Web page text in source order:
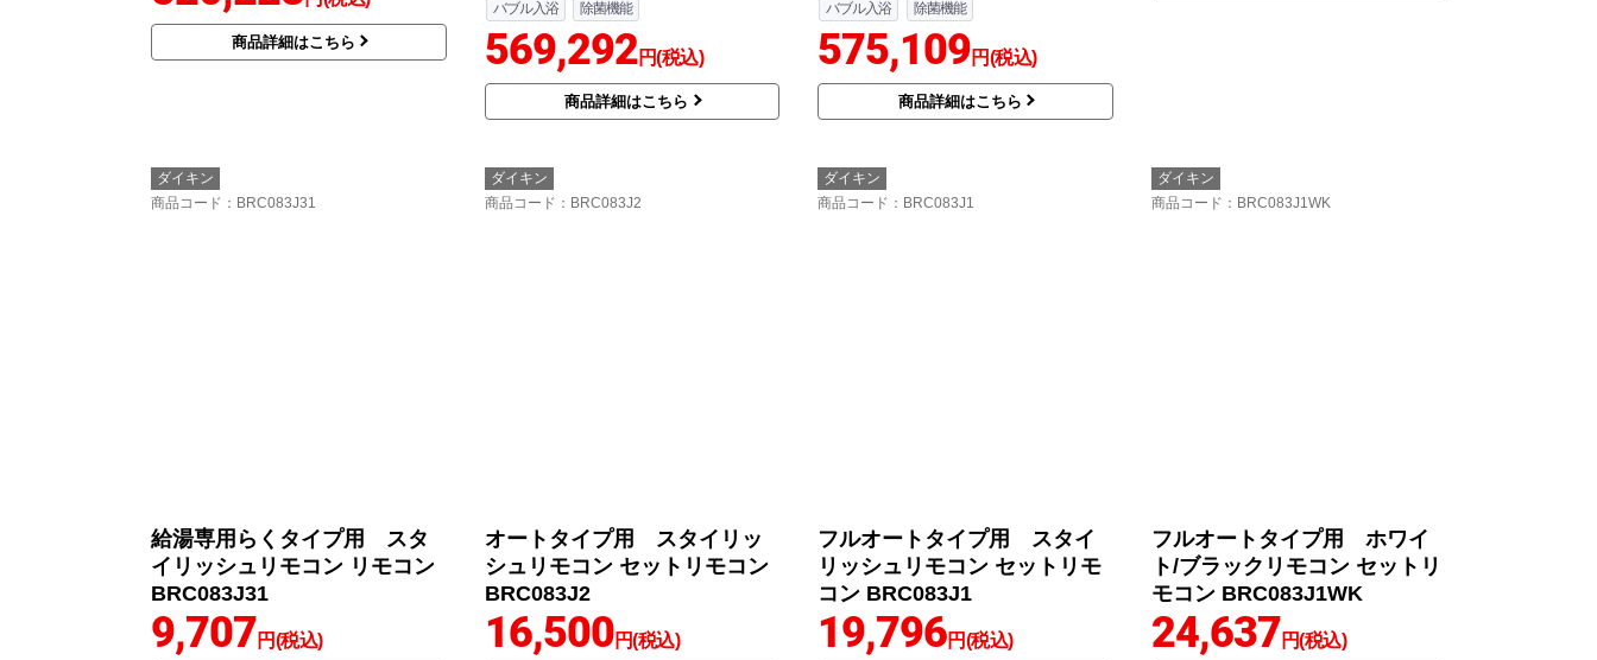
商品詳細はこちら
バブル入浴
除菌機能
569,292円(税込)
商品詳細はこちら
バブル入浴
除菌機能
575,109円(税込)
商品詳細はこちら
ダイキン
商品コード ：BRC083J31
給湯専用らくタイプ用 スタ
イリッシュリモコン リモコン
BRC083J31
9,707円(税込)
ダイキン
商品コード ：BRC083J2
オートタイプ用 スタイリッ
シュリモコン セットリモコン
BRC083J2
16,500円(税込)
ダイキン
商品コード ：BRC083J1
フルオートタイプ用 スタイ
リッシュリモコン セットリモ
コン BRC083J1
19,796円(税込)
ダイキン
商品コード ：BRC083J1WK
フルオートタイプ用 ホワイ
ト/ブラックリモコン セットリ
モコン BRC083J1WK
24,637 円(税込)